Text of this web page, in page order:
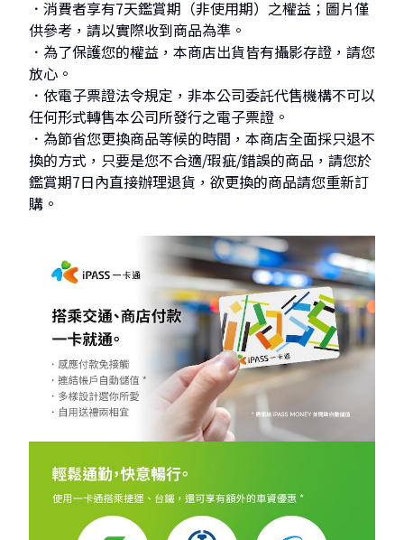
．消費者享有7天鑑賞期（非使用期）之權益；圖片僅
供參考，請以實際收到商品為準。
．為了保護您的權益，本商店出貨皆有攝影存證，請您
放心。
．依電子票證法令規定，非本公司委託代售機構不可以
任何形式轉售本公司所發行之電子票證。
．為節省您更換商品等候的時間，本商店全面採只退不
換的方式，只要是您不合適/瑕疵/錯誤的商品，請您於
鑑賞期7日內直接辦理退貨，欲更換的商品請您重新訂
購。